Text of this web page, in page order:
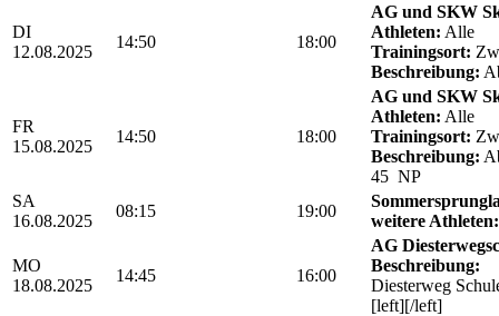
DI
12.08.2025
14:50 18:00
AG und SKW
Athleten: Alle
Trainingsort:
Beschreibung:
FR
15.08.2025
14:50 18:00
AG und SKW
Athleten: Alle
Trainingsort:
Beschreibung:
45 NP
SA
16.08.2025
08:15 19:00
weitere Athleten:
MO
18.08.2025
14:45 16:00
AG
Beschreibung:
Diesterweg
[left][/left]